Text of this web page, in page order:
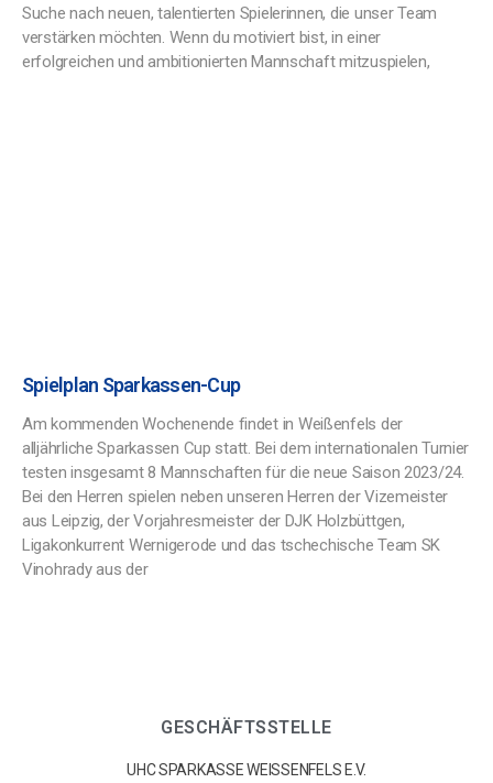
Suche nach neuen, talentierten Spielerinnen, die unser Team
verstärken möchten. Wenn du motiviert bist, in einer
erfolgreichen und ambitionierten Mannschaft mitzuspielen,
Spielplan Sparkassen-Cup
Am kommenden Wochenende findet in Weißenfels der
alljährliche Sparkassen Cup statt. Bei dem internationalen Turnier
testen insgesamt 8 Mannschaften für die neue Saison 2023/24.
Bei den Herren spielen neben unseren Herren der Vizemeister
aus Leipzig, der Vorjahresmeister der DJK Holzbüttgen,
Ligakonkurrent Wernigerode und das tschechische Team SK
Vinohrady aus der
GESCHÄFTSSTELLE
UHC SPARKASSE WEISSENFELS E.V.